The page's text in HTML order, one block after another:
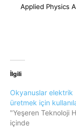
Applied Physics
İlgili
Okyanuslar elektrik
üretmek için
"Yeşeren Teknoloji
içinde